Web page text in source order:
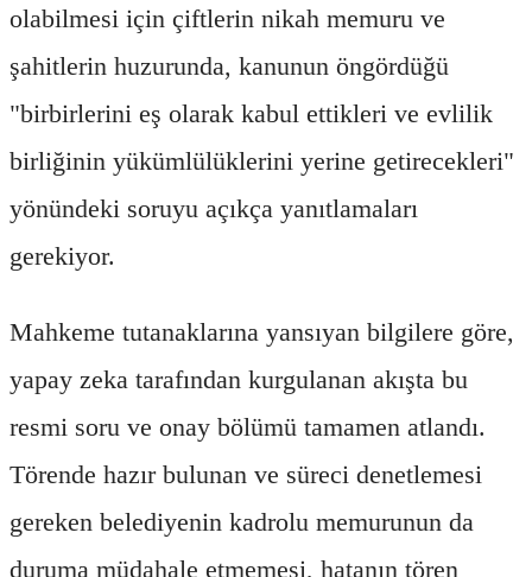
olabilmesi için çiftlerin nikah memuru ve
şahitlerin huzurunda, kanunun öngördüğü
"birbirlerini eş olarak kabul ettikleri ve evlilik
birliğinin yükümlülüklerini yerine getirecekleri"
yönündeki soruyu açıkça yanıtlamaları
gerekiyor.
Mahkeme tutanaklarına yansıyan bilgilere göre,
yapay zeka tarafından kurgulanan akışta bu
resmi soru ve onay bölümü tamamen atlandı.
Törende hazır bulunan ve süreci denetlemesi
gereken belediyenin kadrolu memurunun da
duruma müdahale etmemesi, hatanın tören